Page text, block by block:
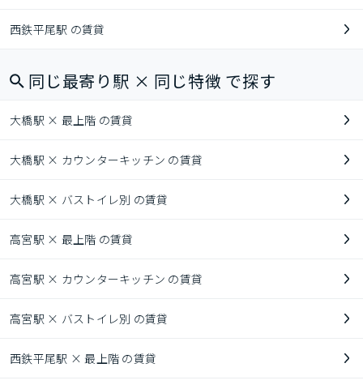
西鉄平尾駅 の賃貸
同じ最寄り駅 × 同じ特徴 で探す
大橋駅 × 最上階 の賃貸
大橋駅 × カウンターキッチン の賃貸
大橋駅 × バストイレ別 の賃貸
高宮駅 × 最上階 の賃貸
高宮駅 × カウンターキッチン の賃貸
高宮駅 × バストイレ別 の賃貸
西鉄平尾駅 × 最上階 の賃貸